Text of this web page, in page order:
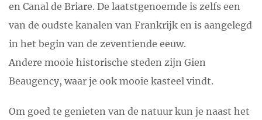
en Canal de Briare. De laatstgenoemde is zelfs een
van de oudste kanalen van Frankrijk en is aangelegd
in het begin van de zeventiende eeuw.
Andere mooie historische steden zijn Gien
Beaugency, waar je ook mooie kasteel vindt.
Om goed te genieten van de natuur kun je naast het